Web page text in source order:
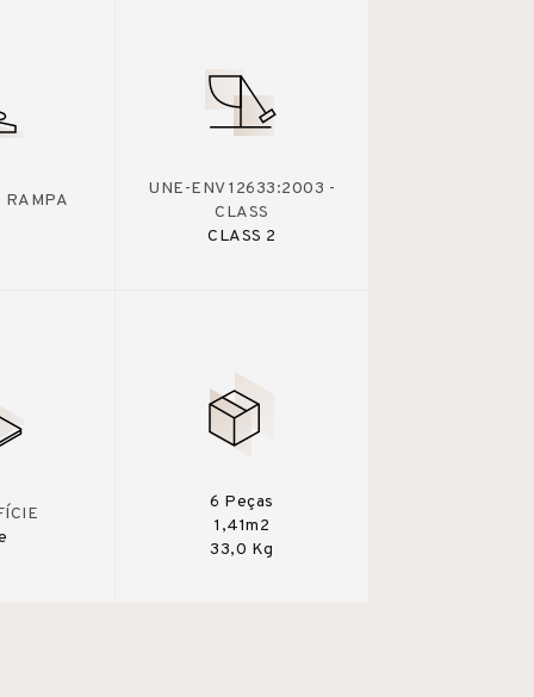
RAMPA
UNE-ENV 12633:2003 -
CLASS
CLASS 2
6 Peças
1,41m2
33,0 Kg